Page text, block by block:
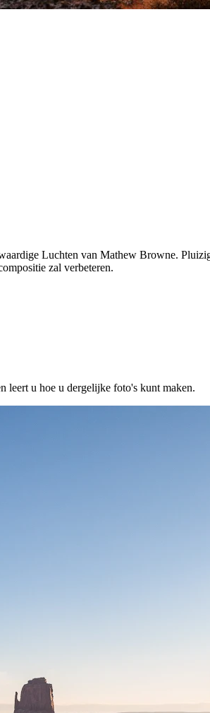
Luchten van Mathew Browne.
zal verbeteren.
leert u hoe u dergelijke foto's kunt maken.